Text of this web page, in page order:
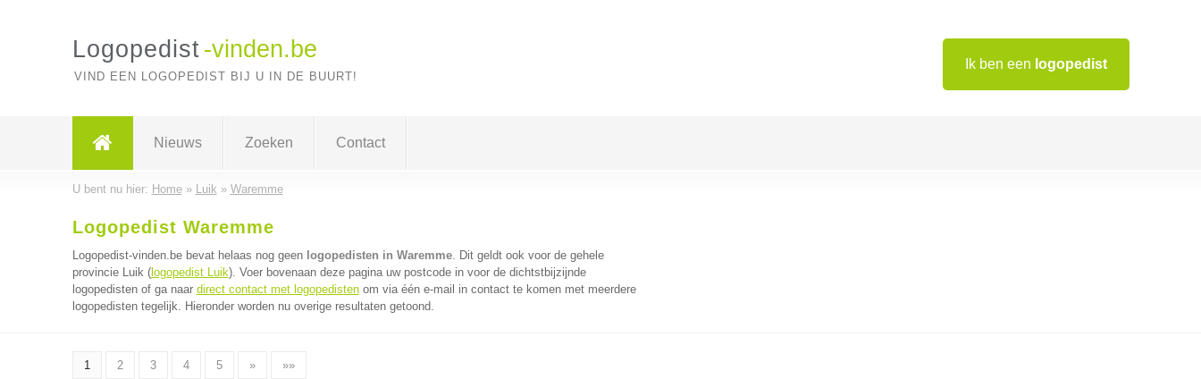
Ik ben een logopedist
Logopedist -vinden.be
VIND EEN LOGOPEDIST BIJ U IN DE BUURT!
Nieuws Zoeken Contact
U bent nu hier: Home» Luik » Waremme
Logopedist Waremme
Logopedist-vinden.be bevat helaas nog geen logopedisten in Waremme. Dit geldt ook voor de gehele
provincie Luik (logopedist Luik). Voer bovenaan deze pagina uw postcode in voor de dichtstbijzijnde
logopedisten of ga naar direct contact met logopedistenom via één e-mail in contact te komen met meerdere
logopedisten tegelijk. Hieronder worden nu overige resultaten getoond.
1 2 3 4 5 » »»